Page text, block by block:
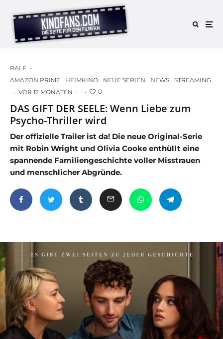
RALF ·
AMAZON PRIME
HEIMKINO NEUE SERIEN NEWS
STREAMING
· VOR 12 MONATEN · · 0
DAS GIFT DER SEELE: Wenn Liebe zum
Psycho-Thriller wird
Der offizielle Trailer ist da! Die neue Original-Serie
mit Robin Wright und Olivia Cooke enthüllt eine
spannende Familiengeschichte voller Misstrauen
und menschlicher Abgründe.